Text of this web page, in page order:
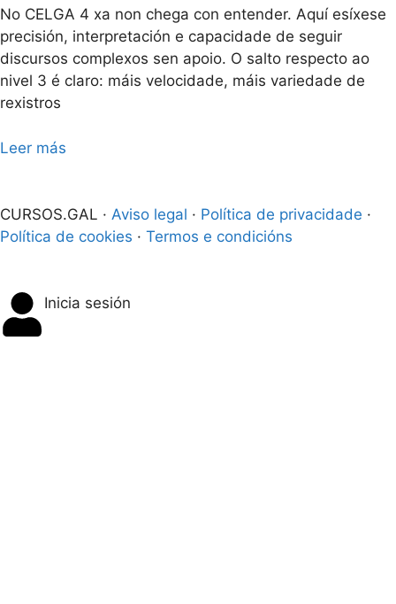
No CELGA 4 xa non chega con entender. Aquí esíxese
precisión, interpretación e capacidade de seguir
discursos complexos sen apoio. O salto respecto ao
nivel 3 é claro: máis velocidade, máis variedade de
rexistros
Leer más
CURSOS.GAL · Aviso legal · Política de privacidade ·
Política de cookies · Termos e condicións
Inicia sesión